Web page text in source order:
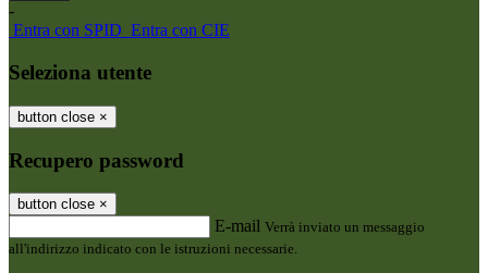
-
Entra con SPID Entra con CIE
Seleziona utente
button close ×
Recupero password
button close ×
E-mail Verrà inviato un messaggio
all'indirizzo indicato con le istruzioni necessarie.